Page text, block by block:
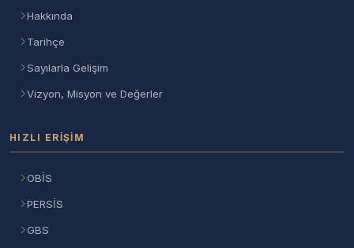
Hakkında
Tarihçe
Sayılarla Gelişim
Vizyon, Misyon ve Değerler
HIZLI ERIŞIM
OBİS
PERSİS
GBS